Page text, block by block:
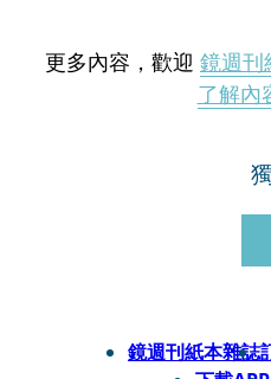
更多內容，歡迎 鏡週刊
了解內
鏡週刊紙本雜誌